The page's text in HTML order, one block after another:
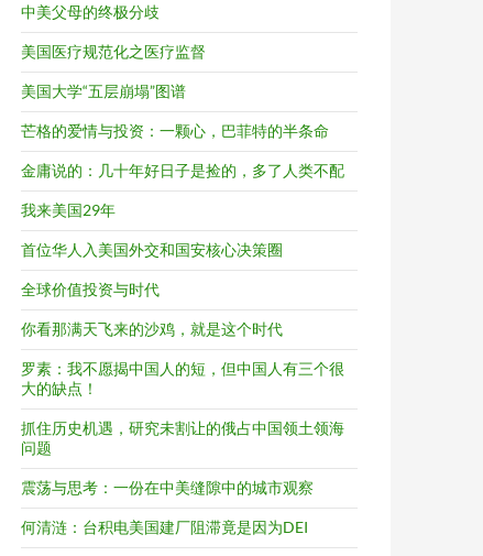
中美父母的终极分歧
美国医疗规范化之医疗监督
美国大学“五层崩塌”图谱
芒格的爱情与投资：一颗心，巴菲特的半条命
金庸说的：几十年好日子是捡的，多了人类不配
我来美国29年
首位华人入美国外交和国安核心决策圈
全球价值投资与时代
你看那满天飞来的沙鸡，就是这个时代
罗素：我不愿揭中国人的短，但中国人有三个很
大的缺点！
抓住历史机遇，研究未割让的俄占中国领土领海
问题
震荡与思考：一份在中美缝隙中的城市观察
何清涟：台积电美国建厂阻滞竟是因为DEI